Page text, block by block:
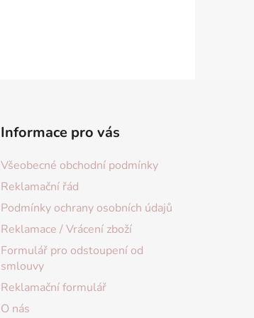
Informace pro vás
Všeobecné obchodní podmínky
Reklamační řád
Podmínky ochrany osobních údajů
Reklamace / Vrácení zboží
Formulář pro odstoupení od
smlouvy
Reklamační formulář
O nás